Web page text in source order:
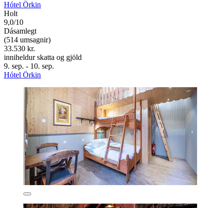
Hótel Örkin
Holt
9,0/10
Dásamlegt
(514 umsagnir)
33.530 kr.
inniheldur skatta og gjöld
9. sep. - 10. sep.
Hótel Örkin